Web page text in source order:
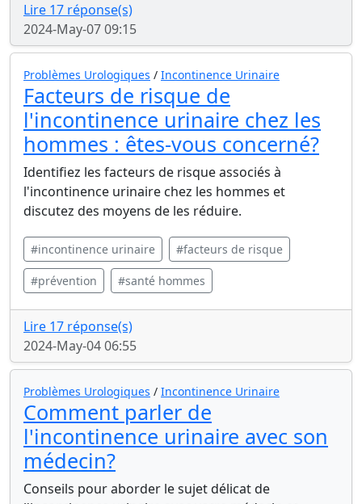
Lire 17 réponse(s)
2024-May-07 09:15
Problèmes Urologiques / Incontinence Urinaire
Facteurs de risque de
l'incontinence urinaire chez les
hommes : êtes-vous concerné?
Identifiez les facteurs de risque associés à
l'incontinence urinaire chez les hommes et
discutez des moyens de les réduire.
#incontinence urinaire #facteurs de risque
#prévention #santé hommes
Lire 17 réponse(s)
2024-May-04 06:55
Problèmes Urologiques / Incontinence Urinaire
Comment parler de
l'incontinence urinaire avec son
médecin?
Conseils pour aborder le sujet délicat de